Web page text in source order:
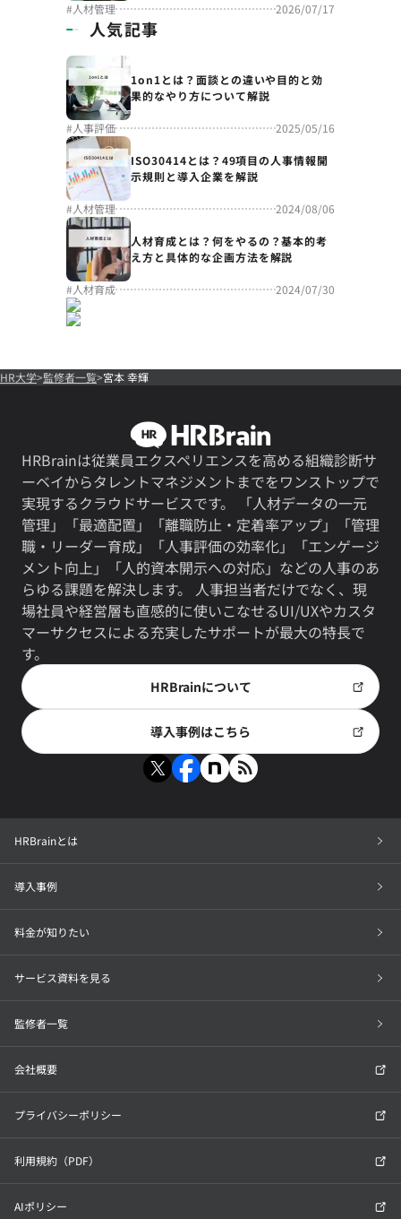
#人材管理 2026/07/17
人気記事
1on1とは？面談との違いや目的と効
果的なやり方について解説
#人事評価 2025/05/16
ISO30414とは？49項目の人事情報開
示規則と導入企業を解説
#人材管理 2024/08/06
人材育成とは？何をやるの？基本的考
え方と具体的な企画方法を解説
#人材育成 2024/07/30
HR大学 監修者一覧 宮本 幸輝
HRBrainは従業員エクスペリエンスを高める組織診断サ
ーベイからタレントマネジメントまでをワンストップで
実現するクラウドサービスです。 「人材データの一元
管理」「最適配置」「離職防止・定着率アップ」「管理
職・リーダー育成」「人事評価の効率化」「エンゲージ
メント向上」「人的資本開示への対応」などの人事のあ
らゆる課題を解決します。 人事担当者だけでなく、現
場社員や経営層も直感的に使いこなせるUI/UXやカスタ
マーサクセスによる充実したサポートが最大の特長で
す。
HRBrainについて
導入事例はこちら
HRBrainとは
導入事例
料金が知りたい
サービス資料を見る
監修者一覧
会社概要
プライバシーポリシー
利用規約（PDF）
AIポリシー